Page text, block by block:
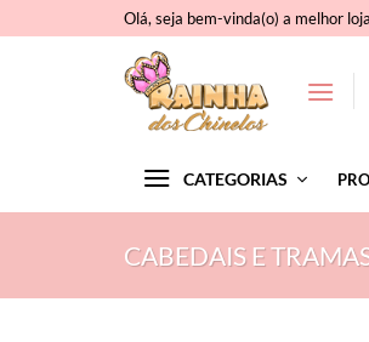
to
Olá, seja bem-vinda(o) a melhor
CATEGORIAS
CABEDAIS E